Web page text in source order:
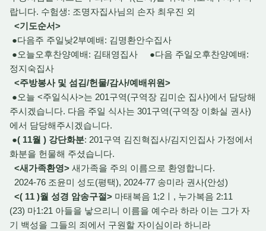
랍니다. 수험생: 조명자집사님의 손자 최우진 외
<기도순서>
●다음주 주일낮2부예배: 김명환안수집사
●오늘오후찬양예배: 김태영집사 ●다음 주일오후찬양예배:
정지숙집사
<주방봉사 및 섬김/헌물/감사/예배위원>
●오늘 <주일식사>는 201구역(구역장 김미순 집사)에서 담당해
주시겠습니다. 다음 주일 식사는 301구역(구역장 이화실 권사)
에서 담당해주시겠습니다.
●( 11월 ) 강단화분: 201구역 김진혁집사/김지인집사 가정에서
화분을 헌물해 주셨습니다.
<새가족환영> 새가족을 주의 이름으로 환영합니다.
2024-76 조윤미 성도(평택), 2024-77 송미라 권사(안성)
<( 11 )월 성경 암송구절> 마태복음 1;2ㅣ, 누가복음 2:11
(23) 마1:21 아들을 낳으리니 이름을 예수라 하라 이는 그가 자
기 백성을 그들의 죄에서 구원할 자이심이라 하니라